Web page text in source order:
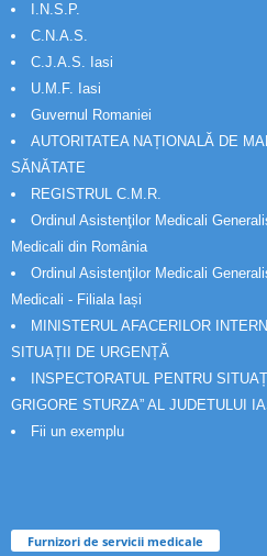
I.N.S.P.
C.N.A.S.
C.J.A.S. Iasi
U.M.F. Iasi
Guvernul Romaniei
AUTORITATEA NAȚIONALĂ DE
SĂNĂTATE
REGISTRUL C.M.R.
Ordinul Asistenţilor Medicali
Medicali din România
Ordinul Asistenţilor Medicali
Medicali - Filiala Iași
MINISTERUL AFACERILOR
SITUAȚII DE URGENȚĂ
INSPECTORATUL PENTRU
GRIGORE STURZA” AL JUDETULUI
Fii un exemplu
Furnizori de servicii medicale